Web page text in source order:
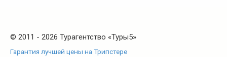
© 2011 - 2026 Турагентство «Туры5»
Гарантия лучшей цены на Трипстере